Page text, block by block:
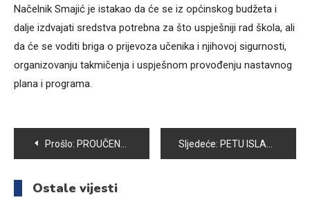
Načelnik Smajić je istakao da će se iz općinskog budžeta i
dalje izdvajati sredstva potrebna za što uspješniji rad škola, ali
da će se voditi briga o prijevoza učenika i njihovoj sigurnosti,
organizovanju takmičenja i uspješnom provođenju nastavnog
plana i programa.
Navigacija
članaka
Prošlo: PROUČENA IKRAR DOVA ZA HADŽIJE IZ VOGOŠĆE Sljedeće: PETU ISLAMSKU DUŽNOST- HADŽ OBAVIT ĆE SALIJA ŠAĆIROVIĆ JEDINA ROMKINJA IZ DŽEMATA ADIL-BEGOVE DŽAMIJE
Ostale vijesti